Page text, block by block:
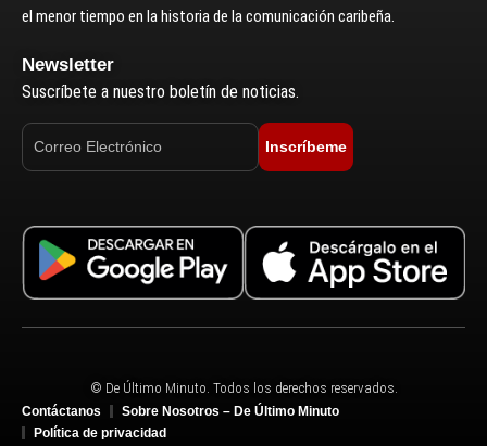
el menor tiempo en la historia de la comunicación caribeña.
Newsletter
Suscríbete a nuestro boletín de noticias.
Inscríbeme
© De Último Minuto. Todos los derechos reservados.
Contáctanos
Sobre Nosotros – De Último Minuto
Política de privacidad